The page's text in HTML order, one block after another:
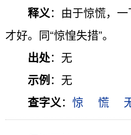
释义 ：由于惊慌，
才好。同“惊惶失措”。
出处：无
示例 ：无
查字义 ：惊 慌